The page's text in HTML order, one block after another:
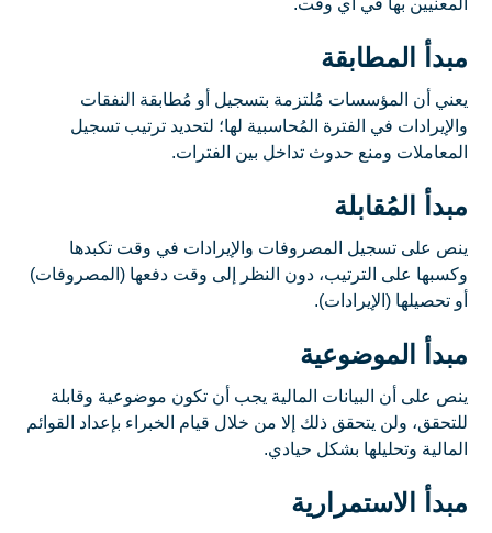
مبدأ المطابقة
يعني أن المؤسسات مُلتزمة بتسجيل أو مُطابقة النفقات
والإيرادات في الفترة المُحاسبية لها؛ لتحديد ترتيب تسجيل
المعاملات ومنع حدوث تداخل بين الفترات.
مبدأ المُقابلة
ينص على تسجيل المصروفات والإيرادات في وقت تكبدها
وكسبها على الترتيب، دون النظر إلى وقت دفعها (المصروفات)
أو تحصيلها (الإيرادات).
مبدأ الموضوعية
ينص على أن البيانات المالية يجب أن تكون موضوعية وقابلة
للتحقق، ولن يتحقق ذلك إلا من خلال قيام الخبراء بإعداد القوائم
المالية وتحليلها بشكل حيادي.
مبدأ الاستمرارية